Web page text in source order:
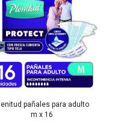
pañales para adulto
m x 16